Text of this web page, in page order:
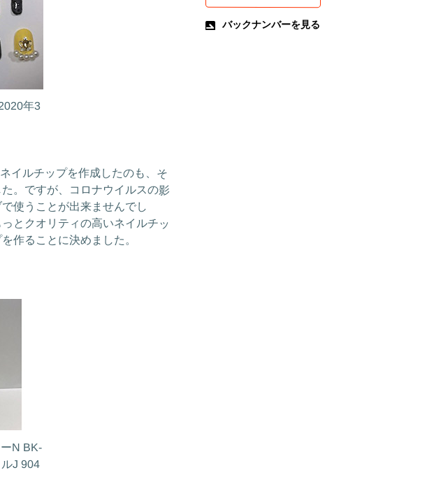
年3
イルチップを作成したのも、そ
。ですが、コロナウイルスの影
使うことが出来ませんでし
とクオリティの高いネイルチッ
作ることに決めました。
N BK-
J 904
バックナンバーを見る